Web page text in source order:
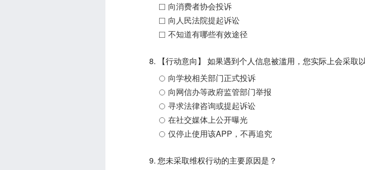
向消费者协会投诉
向人民法院提起诉讼
不知道有哪些有效途径
8. 【行动意向】 如果遇到个人信息被滥用，您实际上会采取
向学校相关部门正式投诉
向网信办等政府监管部门举报
寻求法律咨询或提起诉讼
在社交媒体上公开曝光
仅停止使用该APP，不再追究
9. 您未采取维权行动的主要原因是？